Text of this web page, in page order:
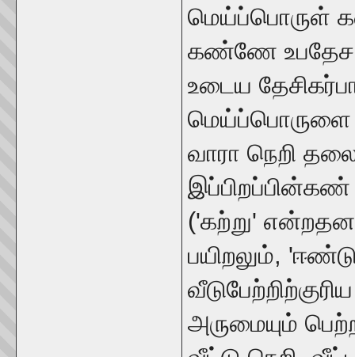
மெய்ப்பொருள்
கண்ணே
உடைய
மெய்ப்பொருளை
வாரா நெறி
('கற்று'
பயிறலும்,
அருமையும்